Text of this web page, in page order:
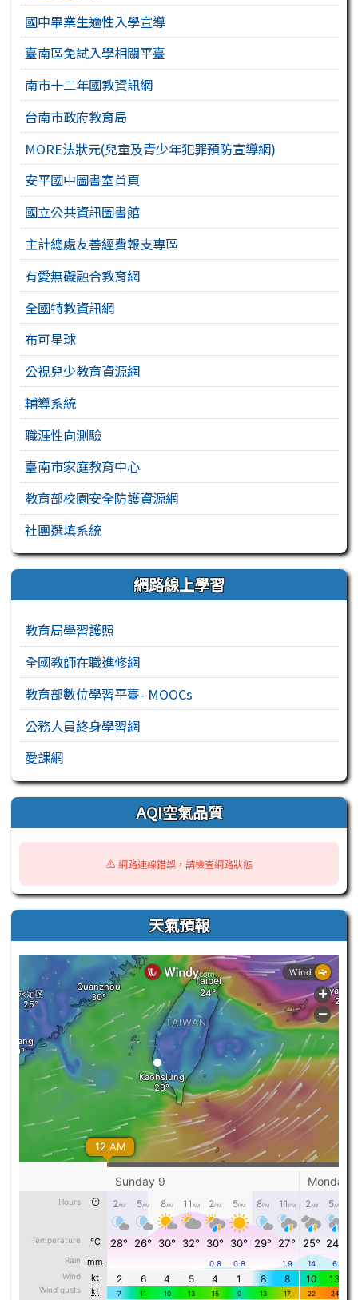
國中畢業生適性入學宣導
臺南區免試入學相關平臺
南市十二年國教資訊網
台南市政府教育局
MORE法狀元(兒童及青少年犯罪預防宣導網)
安平國中圖書室首頁
國立公共資訊圖書館
主計總處友善經費報支專區
有愛無礙融合教育網
全國特教資訊網
布可星球
公視兒少教育資源網
輔導系統
職涯性向測驗
臺南市家庭教育中心
教育部校園安全防護資源網
社團選填系統
網路線上學習
教育局學習護照
全國教師在職進修網
教育部數位學習平臺- MOOCs
公務人員終身學習網
愛課網
AQI空氣品質
⚠️ 網路連線錯誤，請檢查網路狀態
天氣預報